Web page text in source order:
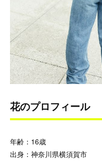
花のプロフィール
年齢：16歳
出身：神奈川県横須賀市